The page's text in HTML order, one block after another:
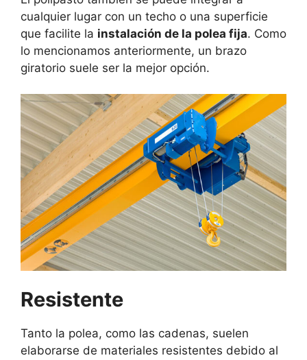
cualquier lugar con un techo o una superficie
que facilite la instalación de la polea fija. Como
lo mencionamos anteriormente, un brazo
giratorio suele ser la mejor opción.
Resistente
Tanto la polea, como las cadenas, suelen
elaborarse de materiales resistentes debido al